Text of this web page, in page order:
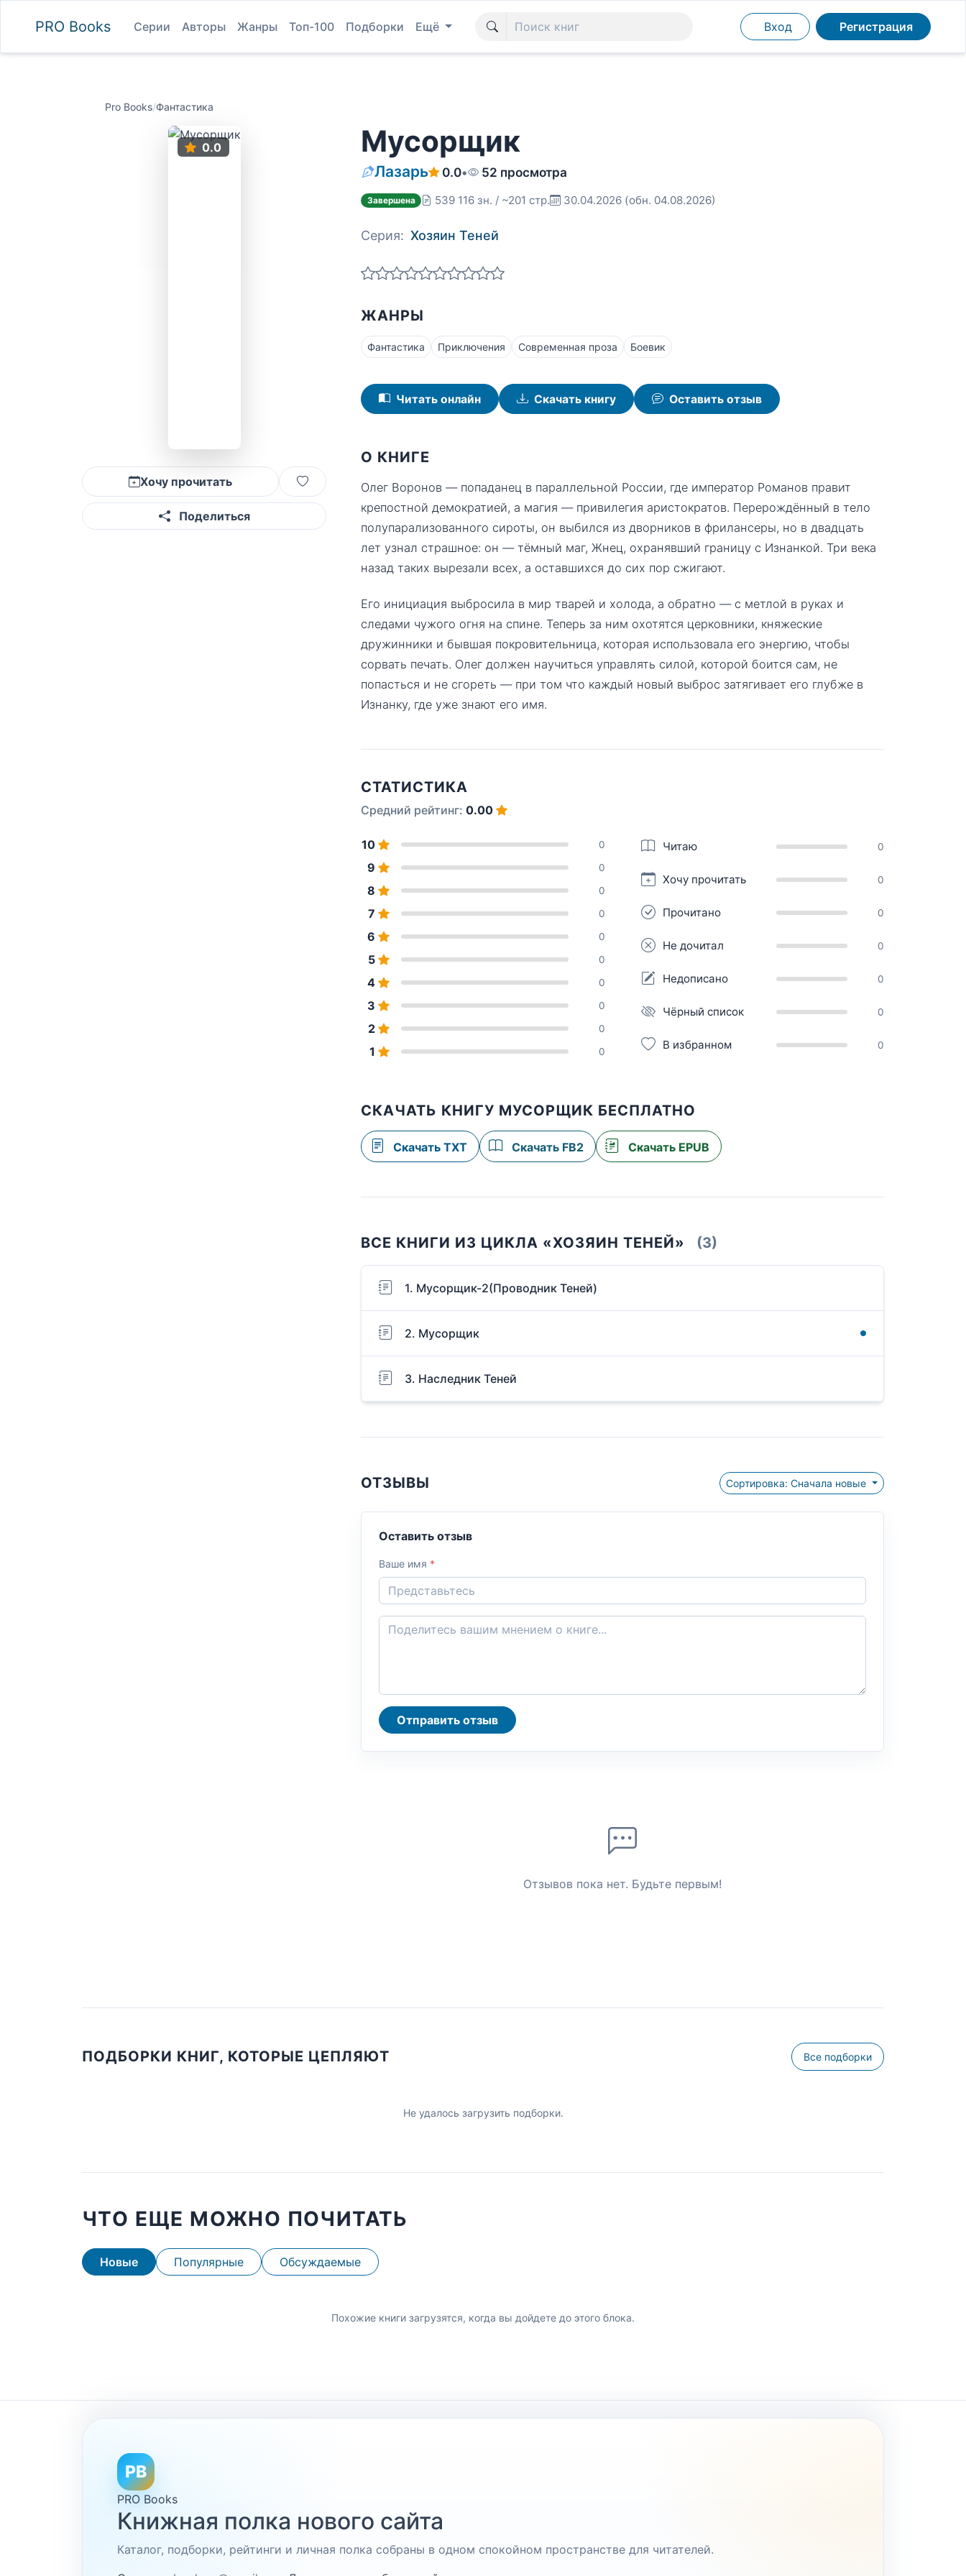
PRO Books Серии Авторы Жанры Топ-100 Подборки Ещё Вход Регистрация
Pro Books/Фантастика
0.0
Хочу прочитать
Поделиться
Мусорщик
Лазарь 0.0• 52 просмотра
Завершена 539 116 зн. / ~201 стр. 30.04.2026 (обн. 04.08.2026)
Серия: Хозяин Теней
ЖАНРЫ
Фантастика Приключения Современная проза Боевик
Читать онлайн Скачать книгу Оставить отзыв
О КНИГЕ
Олег Воронов — попаданец в параллельной России, где император Романов правит
крепостной демократией, а магия — привилегия аристократов. Перерождённый в тело
полупарализованного сироты, он выбился из дворников в фрилансеры, но в двадцать
лет узнал страшное: он — тёмный маг, Жнец, охранявший границу с Изнанкой. Три века
назад таких вырезали всех, а оставшихся до сих пор сжигают.
Его инициация выбросила в мир тварей и холода, а обратно — с метлой в руках и
следами чужого огня на спине. Теперь за ним охотятся церковники, княжеские
дружинники и бывшая покровительница, которая использовала его энергию, чтобы
сорвать печать. Олег должен научиться управлять силой, которой боится сам, не
попасться и не сгореть — при том что каждый новый выброс затягивает его глубже в
Изнанку, где уже знают его имя.
СТАТИСТИКА
Средний рейтинг: 0.00
10 0
9 0
8 0
7 0
6 0
5 0
4 0
3 0
2 0
1 0
Читаю 0
Хочу прочитать 0
Прочитано 0
Не дочитал 0
Недописано 0
Чёрный список 0
В избранном 0
СКАЧАТЬ КНИГУ МУСОРЩИК БЕСПЛАТНО
Скачать TXT Скачать FB2 Скачать EPUB
ВСЕ КНИГИ ИЗ ЦИКЛА «ХОЗЯИН ТЕНЕЙ» (3)
1. Мусорщик-2(Проводник Теней)
2. Мусорщик
3. Наследник Теней
ОТЗЫВЫ Сортировка: Сначала новые
Оставить отзыв
Ваше имя *
Отправить отзыв
Отзывов пока нет. Будьте первым!
ПОДБОРКИ КНИГ, КОТОРЫЕ ЦЕПЛЯЮТ Все подборки
Не удалось загрузить подборки.
ЧТО ЕЩЕ МОЖНО ПОЧИТАТЬ
Новые Популярные Обсуждаемые
Похожие книги загрузятся, когда вы дойдете до этого блока.
PB
PRO Books
Книжная полка нового сайта
Каталог, подборки, рейтинги и личная полка собраны в одном спокойном пространстве для читателей.